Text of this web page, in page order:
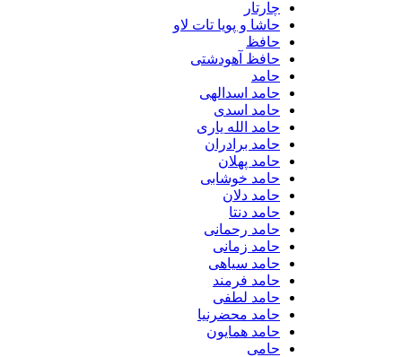
حاشا و پویا تات لاو
حافظ آهودشتی
حامد اسدالهی
حامد اسدی
حامد الله یاری
حامد برادران
حامد پهلان
حامد خوشابی
حامد دلان
حامد دنتا
حامد رحمانی
حامد زمانی
حامد سیاهی
حامد فرمند
حامد لطفی
حامد محضرنیا
حامد همایون